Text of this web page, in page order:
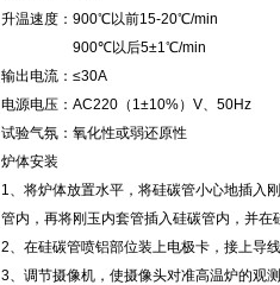
升温速度：900℃以前15-20℃/min
900℃以后5±1℃/min
输出电流：≤30A
电源电压：AC220（1±10%）V、50Hz
试验气氛：氧化性或弱还原性
炉体安装
1、将炉体放置水平，将硅碳管小心地插入
管内，再将刚玉内套管插入硅碳管内，并在
2、在硅碳管喷铝部位装上电极卡，接上导线
3、调节摄像机，使摄像头对准高温炉的观测